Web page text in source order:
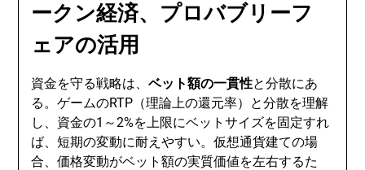
ークン経済、プロバブリーフ
ェアの活用
資金を守る戦略は、ベット額の一貫性と分散にあ
る。ゲームのRTP（理論上の還元率）と分散を理解
し、資金の1～2%を上限にベットサイズを固定すれ
ば、短期の変動に耐えやすい。仮想通貨建ての場
合、価格変動がベット額の実質価値を左右するた